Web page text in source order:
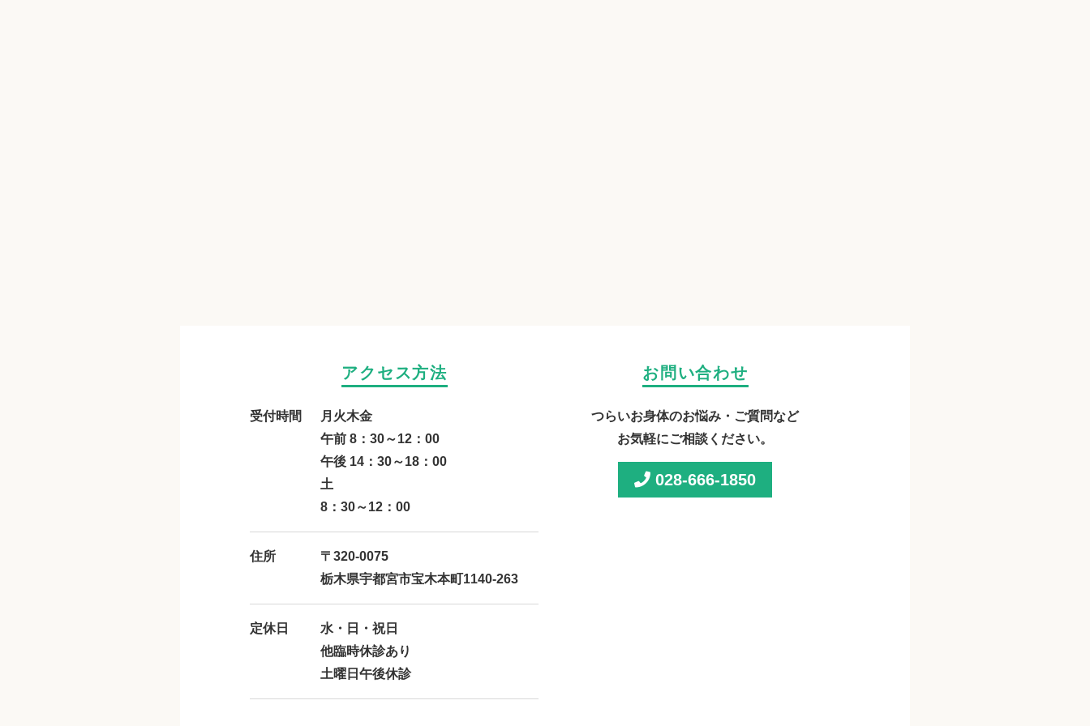
アクセス方法
受付時間
月火木金
午前 8：30～12：00
午後 14：30～18：00
土
8：30～12：00
住所
〒320-0075
栃木県宇都宮市宝木本町1140-263
定休日
水・日・祝日
他臨時休診あり
土曜日午後休診
お問い合わせ
つらいお身体のお悩み・ご質問など
お気軽にご相談ください。
028-666-1850